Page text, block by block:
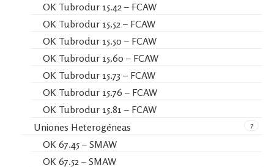
OK Tubrodur 15.42 – FCAW
OK Tubrodur 15.52 – FCAW
OK Tubrodur 15.50 – FCAW
OK Tubrodur 15.60 – FCAW
OK Tubrodur 15.73 – FCAW
OK Tubrodur 15.76 – FCAW
OK Tubrodur 15.81 – FCAW
7
Uniones Heterogéneas
OK 67.45 – SMAW
OK 67.52 – SMAW